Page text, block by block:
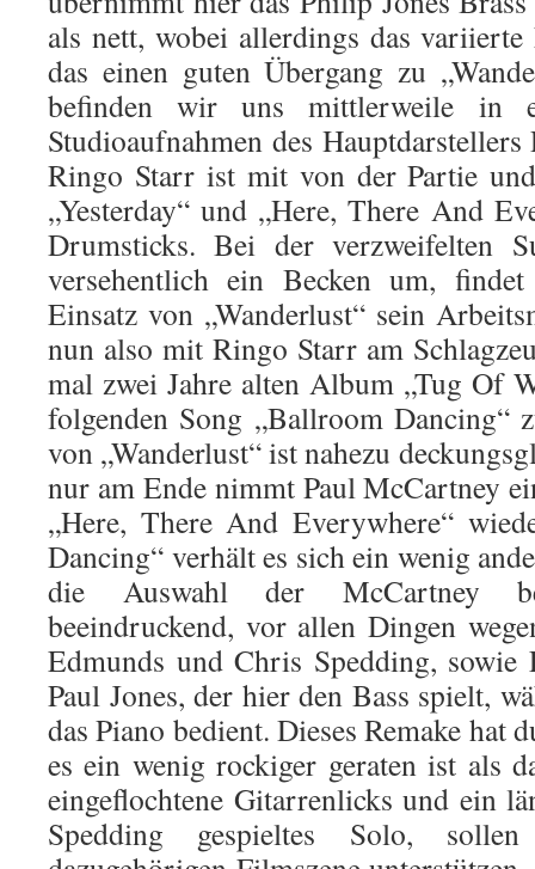
als nett, wobei allerdings das
das einen guten Übergang zu
befinden wir uns mittlerweile in
Studioaufnahmen des
Ringo Starr ist mit von der Partie
„Yesterday“ und „Here, There And
Drumsticks. Bei der verzweifelten
versehentlich ein Becken um,
Einsatz von „Wanderlust“ sein
nun also mit Ringo Starr am
mal zwei Jahre alten Album „Tug Of
folgenden Song „Ballroom Dancing“
von „Wanderlust“ ist nahezu
nur am Ende nimmt Paul McCartney
„Here, There And Everywhere“
Dancing“ verhält es sich ein wenig
die Auswahl der McCartney
beeindruckend, vor allen Dingen
Edmunds und Chris Spedding,
Paul Jones, der hier den Bass spielt,
das Piano bedient. Dieses Remake hat
es ein wenig rockiger geraten ist als
eingeflochtene Gitarrenlicks und ein
Spedding gespieltes Solo,